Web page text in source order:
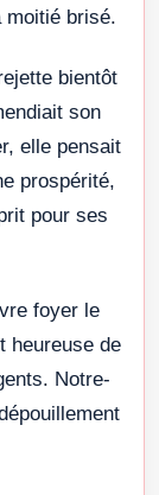
moitié brisé.
bientôt
son
elle pensait
prospérité,
pour ses
foyer le
heureuse de
Notre-